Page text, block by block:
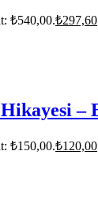
₺540,00.₺297,60
–
₺150,00.₺120,00